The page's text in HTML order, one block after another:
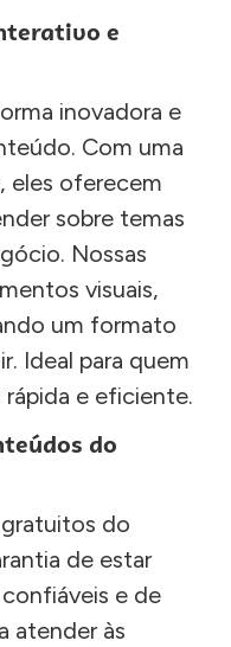
e
inovadora e
Com uma
eles oferecem
sobre temas
Nossas
visuais,
um formato
Ideal para quem
e eficiente.
do
do
de estar
e de
atender às